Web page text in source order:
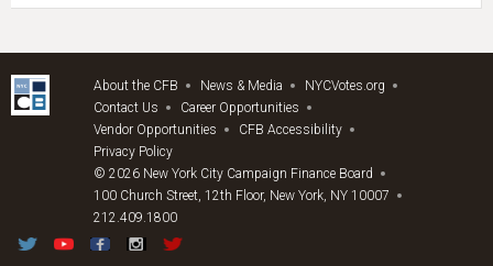
About the CFB News & Media
NYCVotes.org
Contact Us
Career Opportunities
Vendor Opportunities
CFB Accessibility
Privacy Policy
© 2026 New York City Campaign Finance Board
100 Church Street, 12th Floor, New York, NY 10007
212.409.1800